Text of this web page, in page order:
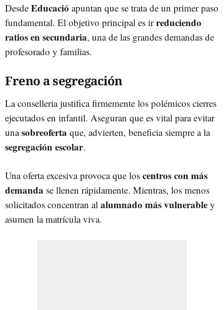
Desde Educació apuntan que se trata de un primer paso
fundamental. El objetivo principal es irreduciendo
ratios en secundaria, una de las grandes demandas de
profesorado y familias.
Freno a segregación
La conselleria justifica firmemente los polémicos cierres
ejecutados en infantil. Aseguran que es vital para evitar
unasobreoferta que, advierten, beneficia siempre a la
segregación escolar.
Una oferta excesiva provoca que los centros con más
demanda se llenen rápidamente. Mientras, los menos
solicitados concentran al alumnado más vulnerable y
asumen la matrícula viva.